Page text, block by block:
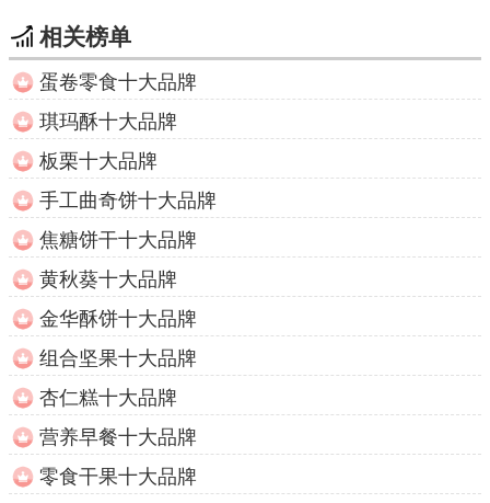
相关榜单
蛋卷零食十大品牌
琪玛酥十大品牌
板栗十大品牌
手工曲奇饼十大品牌
焦糖饼干十大品牌
黄秋葵十大品牌
金华酥饼十大品牌
组合坚果十大品牌
杏仁糕十大品牌
营养早餐十大品牌
零食干果十大品牌